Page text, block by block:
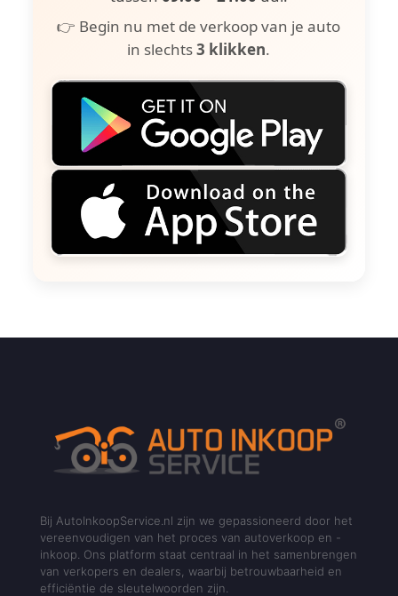
👉 Begin nu met de verkoop van je auto
in slechts3 klikken.
Bij AutoInkoopService.nl zijn we gepassioneerd door het
vereenvoudigen van het proces van autoverkoop en -
inkoop. Ons platform staat centraal in het samenbrengen
van verkopers en dealers, waarbij betrouwbaarheid en
efficiëntie de sleutelwoorden zijn.